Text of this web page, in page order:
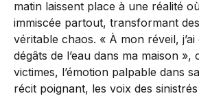
matin laissent place à une réalité
immiscée partout, transformant
véritable chaos. « À mon réveil,
dégâts de l’eau dans ma maison »,
victimes, l’émotion palpable dans
récit poignant, les voix des